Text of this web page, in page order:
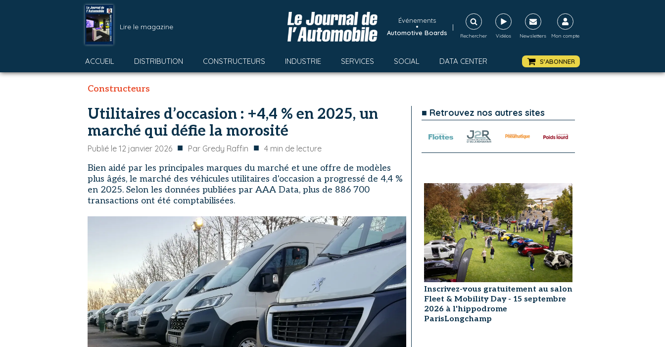
Lire le magazine
Événements
•
Automotive Boards
|
Rechercher Vidéos Newsletters Mon compte
ACCUEIL DISTRIBUTION CONSTRUCTEURS INDUSTRIE SERVICES SOCIAL DATA CENTER S'ABONNER
Constructeurs
Utilitaires d’occasion : +4,4 % en 2025, un
marché qui défie la morosité
Publié le 12 janvier 2026 ■ Par Gredy Raffin ■ 4 min de lecture
Bien aidé par les principales marques du marché et une offre de modèles
plus âgés, le marché des véhicules utilitaires d'occasion a progressé de 4,4 %
en 2025. Selon les données publiées par AAA Data, plus de 886 700
transactions ont été comptabilisées.
■ Retrouvez nos autres sites
Inscrivez-vous gratuitement au salon
Fleet & Mobility Day - 15 septembre
2026 à l'hippodrome
ParisLongchamp